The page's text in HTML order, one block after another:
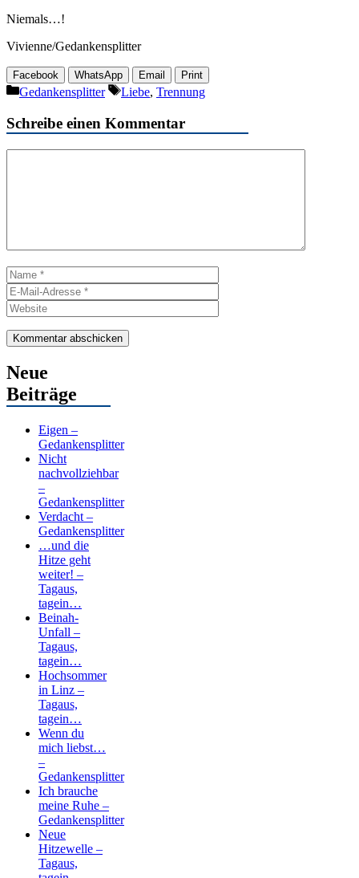
Niemals…!
Vivienne/Gedankensplitter
Facebook WhatsApp Email Print
Kategorien
Gedankensplitter Schlagwörter
Liebe, Trennung
Schreibe einen Kommentar
Name
Mail-
Adresse
Neue
Beiträge
Eigen –
Gedankensplitter
Nicht
nachvollziehbar
–
Gedankensplitter
Verdacht –
Gedankensplitter
…und die
Hitze geht
weiter! –
Tagaus,
tagein…
Beinah-
Unfall –
Tagaus,
tagein…
Hochsommer
in Linz –
Tagaus,
tagein…
Wenn du
mich liebst…
–
Gedankensplitter
Ich brauche
meine Ruhe –
Gedankensplitter
Neue
Hitzewelle –
Tagaus,